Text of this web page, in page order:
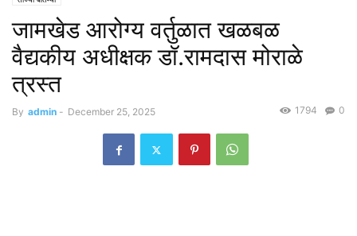
जामखेड आरोग्य वर्तुळात खळबळ
वैद्यकीय अधीक्षक डॉ.रामदास मोराळे
त्रस्त
By admin - December 25, 2025 0
1794